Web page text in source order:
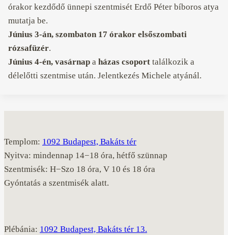
órakor kezdődő ünnepi szentmisét Erdő Péter bíboros atya
mutatja be.
Június 3-án, szombaton 17 órakor elsőszombati
rózsafüzér.
Június 4-én, vasárnap a házas csoport találkozik a
délelőtti szentmise után. Jelentkezés Michele atyánál.
Templom: 1092 Budapest, Bakáts tér
Nyitva: mindennap 14−18 óra, hétfő szünnap
Szentmisék: H−Szo 18 óra, V 10 és 18 óra
Gyóntatás a szentmisék alatt.
Plébánia: 1092 Budapest, Bakáts tér 13.